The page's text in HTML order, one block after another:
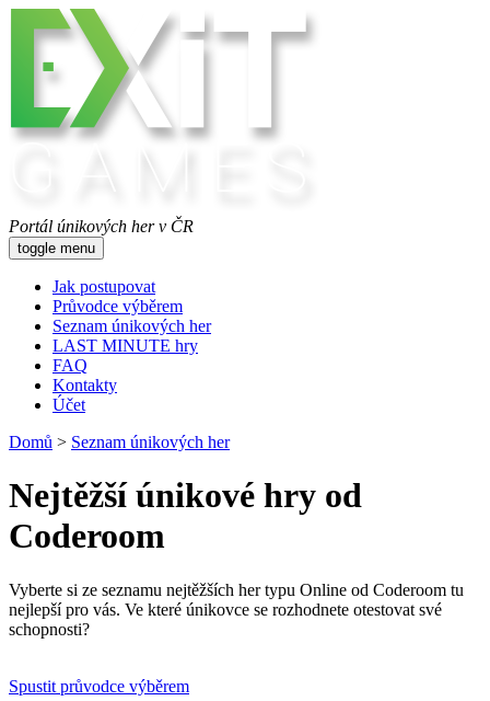
Portál únikových her v ČR
toggle menu
Jak postupovat
Průvodce výběrem
Seznam únikových her
LAST MINUTE hry
FAQ
Kontakty
Účet
Domů > Seznam únikových her
Nejtěžší únikové hry od
Coderoom
Vyberte si ze seznamu nejtěžších her typu Online od Coderoom tu
nejlepší pro vás. Ve které únikovce se rozhodnete otestovat své
schopnosti?
Spustit průvodce výběrem